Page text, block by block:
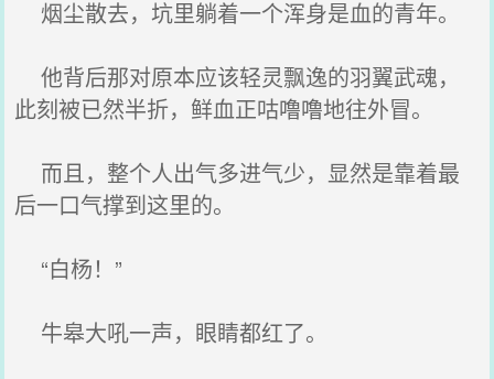
烟尘散去，坑里躺着一个浑身是血的青年。
他背后那对原本应该轻灵飘逸的羽翼武魂，
此刻被已然半折，鲜血正咕噜噜地往外冒。
而且，整个人出气多进气少，显然是靠着最
后一口气撑到这里的。
“白杨！”
牛皋大吼一声，眼睛都红了。